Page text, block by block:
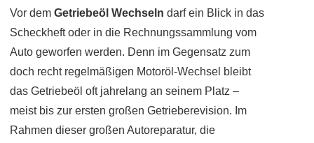
Vor dem Getriebeöl Wechseln darf ein Blick in das
Scheckheft oder in die Rechnungssammlung vom
Auto geworfen werden. Denn im Gegensatz zum
doch recht regelmäßigen Motoröl-Wechsel bleibt
das Getriebeöl oft jahrelang an seinem Platz –
meist bis zur ersten großen Getrieberevision. Im
Rahmen dieser großen Autoreparatur, die